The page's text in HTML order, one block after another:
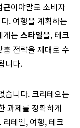
근이야말로 소비자
. 여행을 계획하는
게는 스타일을, 테크
전략을 제대로 수
니다.
습니다. 크리테오는
과제를 정확하게
테일, 여행, 테크